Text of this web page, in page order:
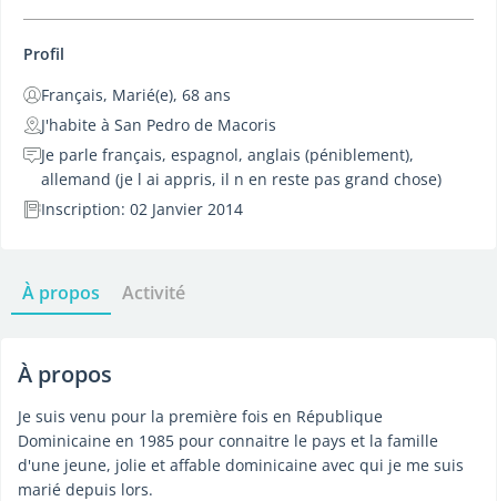
Profil
Français, Marié(e), 68 ans
J'habite à San Pedro de Macoris
Je parle français, espagnol, anglais (péniblement),
allemand (je l ai appris, il n en reste pas grand chose)
Inscription: 02 Janvier 2014
À propos Activité
À propos
Je suis venu pour la première fois en République
Dominicaine en 1985 pour connaitre le pays et la famille
d'une jeune, jolie et affable dominicaine avec qui je me suis
marié depuis lors.